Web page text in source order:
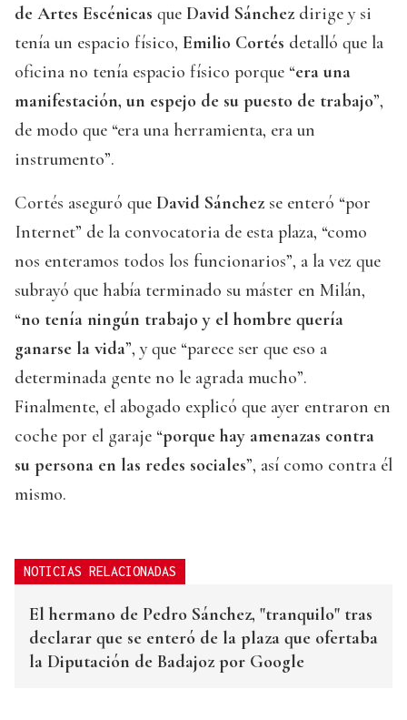
de Artes Escénicas que David Sánchez dirige y si
tenía un espacio físico, Emilio Cortés detalló que la
oficina no tenía espacio físico porque “era una
manifestación, un espejo de su puesto de trabajo”,
de modo que “era una herramienta, era un
instrumento”.
Cortés aseguró que David Sánchez se enteró “por
Internet” de la convocatoria de esta plaza, “como
nos enteramos todos los funcionarios”, a la vez que
subrayó que había terminado su máster en Milán,
“no tenía ningún trabajo y el hombre quería
ganarse la vida”, y que “parece ser que eso a
determinada gente no le agrada mucho”.
Finalmente, el abogado explicó que ayer entraron en
coche por el garaje “porque hay amenazas contra
su persona en las redes sociales”, así como contra él
mismo.
NOTICIAS RELACIONADAS
El hermano de Pedro Sánchez, "tranquilo" tras
declarar que se enteró de la plaza que ofertaba
la Diputación de Badajoz por Google